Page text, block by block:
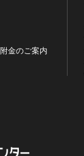
金のご案内